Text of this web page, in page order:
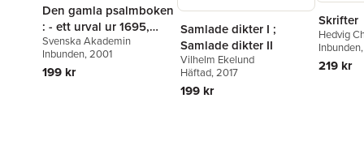
Den gamla psalmboken
: - ett urval ur 1695,
1819 och 1937 års
psalmböcker
Svenska Akademin
Inbunden, 2001
199 kr
Samlade dikter I ;
Samlade dikter II
Vilhelm Ekelund
Häftad, 2017
199 kr
Skrifter
Hedvig
Inbunden
219 kr